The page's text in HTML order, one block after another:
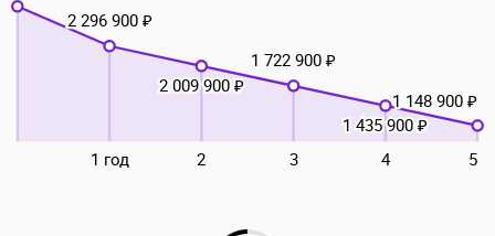
1 год 2 3 4 5
2 296 900 ₽
2 009 900 ₽
1 722 900 ₽
1 435 900 ₽
1 148 900 ₽